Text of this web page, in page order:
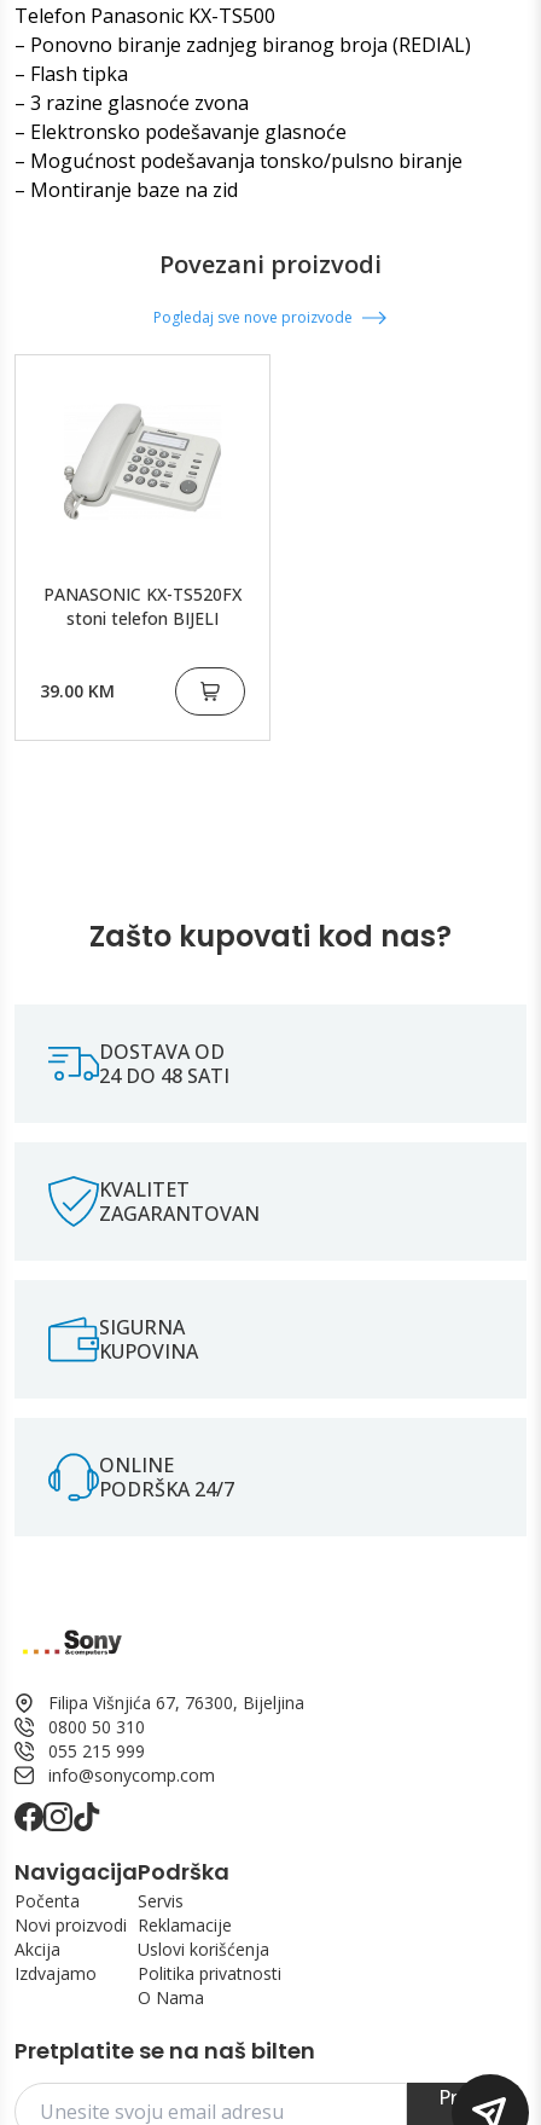
Telefon Panasonic KX-TS500
– Ponovno biranje zadnjeg biranog broja (REDIAL)
– Flash tipka
– 3 razine glasnoće zvona
– Elektronsko podešavanje glasnoće
– Mogućnost podešavanja tonsko/pulsno biranje
– Montiranje baze na zid
Povezani proizvodi
Pogledaj sve nove proizvode
PANASONIC KX-TS520FX
stoni telefon BIJELI
39.00 KM
Zašto kupovati kod nas?
DOSTAVA OD
24 DO 48 SATI
KVALITET
ZAGARANTOVAN
SIGURNA
KUPOVINA
ONLINE
PODRŠKA 24/7
Filipa Višnjića 67, 76300, Bijeljina
0800 50 310
055 215 999
info@sonycomp.com
Navigacija
Počenta
Novi proizvodi
Akcija
Izdvajamo
Podrška
Servis
Reklamacije
Uslovi korišćenja
Politika privatnosti
O Nama
Pretplatite se na naš bilten
Prijavi